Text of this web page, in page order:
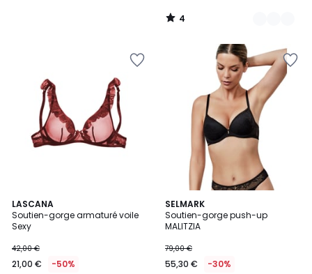
4
/
LASCANA
Soutien-gorge armaturé voile
Sexy
42,00 €
21,00 € -50%
4
/
5
SELMARK
Soutien-gorge push-up
MALITZIA
79,00 €
55,30 € -30%
4
Couleurs